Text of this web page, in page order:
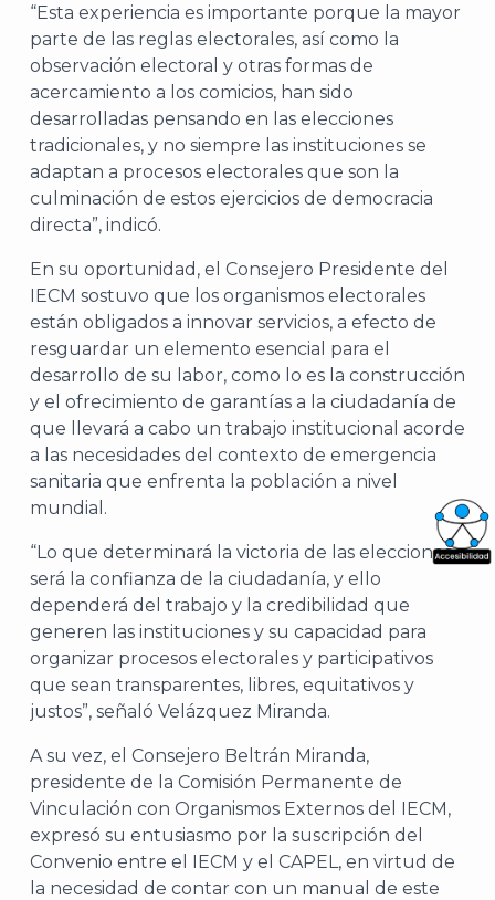
“Esta experiencia es importante porque la mayor
parte de las reglas electorales, así como la
observación electoral y otras formas de
acercamiento a los comicios, han sido
desarrolladas pensando en las elecciones
tradicionales, y no siempre las instituciones se
adaptan a procesos electorales que son la
culminación de estos ejercicios de democracia
directa”, indicó.
En su oportunidad, el Consejero Presidente del
IECM sostuvo que los organismos electorales
están obligados a innovar servicios, a efecto de
resguardar un elemento esencial para el
desarrollo de su labor, como lo es la construcción
y el ofrecimiento de garantías a la ciudadanía de
que llevará a cabo un trabajo institucional acorde
a las necesidades del contexto de emergencia
sanitaria que enfrenta la población a nivel
mundial.
“Lo que determinará la victoria de las elecciones,
será la confianza de la ciudadanía, y ello
dependerá del trabajo y la credibilidad que
generen las instituciones y su capacidad para
organizar procesos electorales y participativos
que sean transparentes, libres, equitativos y
justos”, señaló Velázquez Miranda.
A su vez, el Consejero Beltrán Miranda,
presidente de la Comisión Permanente de
Vinculación con Organismos Externos del IECM,
expresó su entusiasmo por la suscripción del
Convenio entre el IECM y el CAPEL, en virtud de
la necesidad de contar con un manual de este